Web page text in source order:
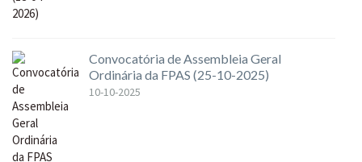
Convocatória de Assembleia Geral
Ordinária da FPAS (25-10-2025)
10-10-2025